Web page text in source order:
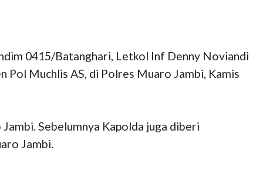
0415/Batanghari, Letkol Inf Denny Noviandi
Pol Muchlis AS, di Polres Muaro Jambi, Kamis
Sebelumnya Kapolda juga diberi
Jambi.